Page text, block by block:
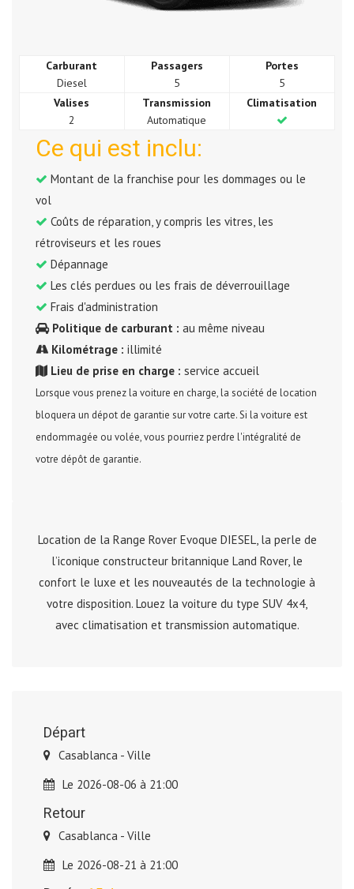
Carburant
Diesel
Passagers
5
Portes
5
Valises
2
Transmission
Automatique
Climatisation
Ce qui est inclu:
Montant de la franchise pour les dommages ou le
vol
Coûts de réparation, y compris les vitres, les
rétroviseurs et les roues
Dépannage
Les clés perdues ou les frais de déverrouillage
Frais d'administration
Politique de carburant : au même niveau
Kilométrage : illimité
Lieu de prise en charge : service accueil
Lorsque vous prenez la voiture en charge, la société de location
bloquera un dépot de garantie sur votre carte. Si la voiture est
endommagée ou volée, vous pourriez perdre l'intégralité de
votre dépôt de garantie.
Location de la Range Rover Evoque DIESEL, la perle de
l’iconique constructeur britannique Land Rover, le
confort le luxe et les nouveautés de la technologie à
votre disposition. Louez la voiture du type SUV 4x4,
avec climatisation et transmission automatique.
Départ
Casablanca - Ville
Le 2026-08-06 à 21:00
Retour
Casablanca - Ville
Le 2026-08-21 à 21:00